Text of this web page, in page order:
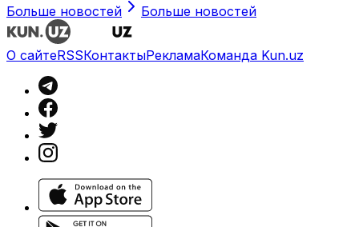
Больше новостей Больше новостей
О сайтеRSSКонтактыРекламаКоманда Kun.uz